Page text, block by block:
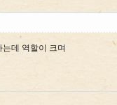
데 역할이 크며